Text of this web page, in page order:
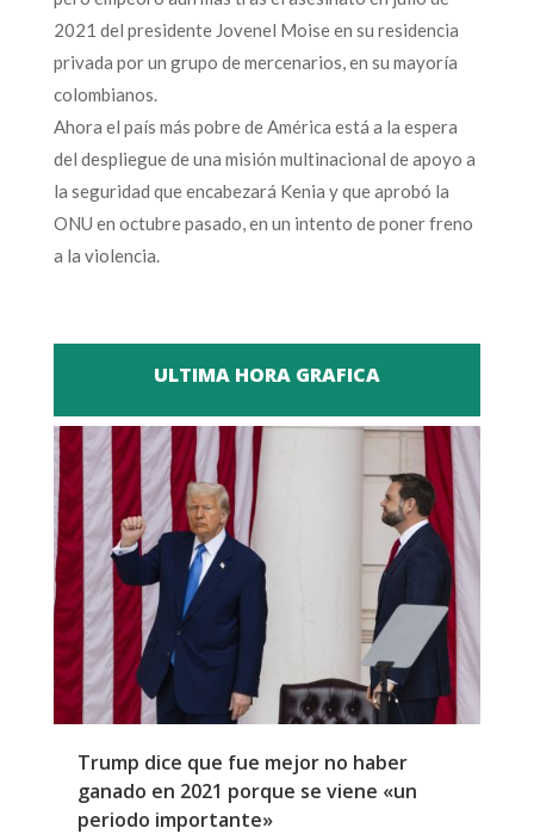
2021 del presidente Jovenel Moise en su residencia
privada por un grupo de mercenarios, en su mayoría
colombianos.
Ahora el país más pobre de América está a la espera
del despliegue de una misión multinacional de apoyo a
la seguridad que encabezará Kenia y que aprobó la
ONU en octubre pasado, en un intento de poner freno
a la violencia.
ULTIMA HORA GRAFICA
Trump dice que fue mejor no haber
ganado en 2021 porque se viene «un
periodo importante»